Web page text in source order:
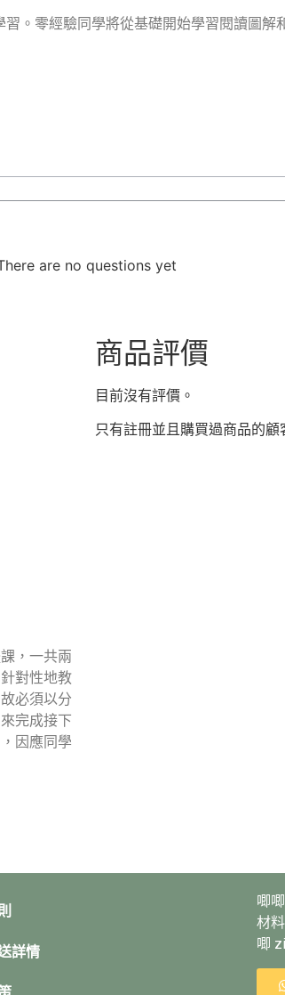
。零經驗同學將從基礎開始學習閱讀圖
are no questions yet
，一共兩
對性地教
必須以分
完成接下
因應同學
商品評價
目前沒有評價。
只有註冊並且購買過商品的顧
詳情
唧
材
唧